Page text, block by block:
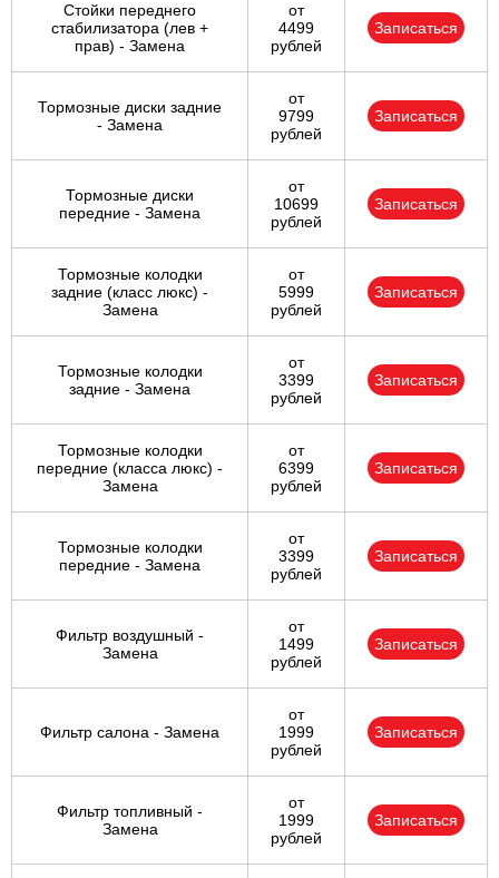
Стойки переднего
стабилизатора (лев +
прав) - Замена
от
4499
рублей
Записаться
Тормозные диски задние
- Замена
от
9799
рублей
Записаться
Тормозные диски
передние - Замена
от
10699
рублей
Записаться
Тормозные колодки
задние (класс люкс) -
Замена
от
5999
рублей
Записаться
Тормозные колодки
задние - Замена
от
3399
рублей
Записаться
Тормозные колодки
передние (класса люкс) -
Замена
от
6399
рублей
Записаться
Тормозные колодки
передние - Замена
от
3399
рублей
Записаться
Фильтр воздушный -
Замена
от
1499
рублей
Записаться
Фильтр салона - Замена
от
1999
рублей
Записаться
Фильтр топливный -
Замена
от
1999
рублей
Записаться